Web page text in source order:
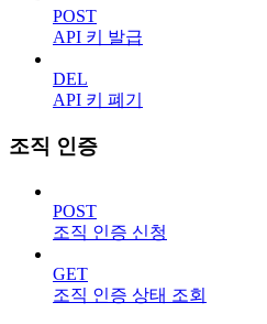
POST
API 키 발급
DEL
API 키 폐기
조직 인증
POST
조직 인증 신청
GET
조직 인증 상태 조회